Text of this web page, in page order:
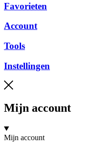
Favorieten
Account
Tools
Instellingen
Mijn account
Mijn account